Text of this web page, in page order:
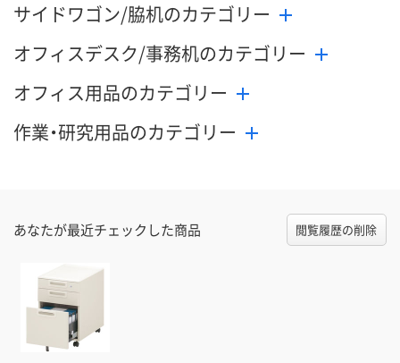
サイドワゴン/脇机のカテゴリー
オフィスデスク/事務机のカテゴリー
オフィス用品のカテゴリー
作業・研究用品のカテゴリー
あなたが最近チェックした商品 閲覧履歴の削除